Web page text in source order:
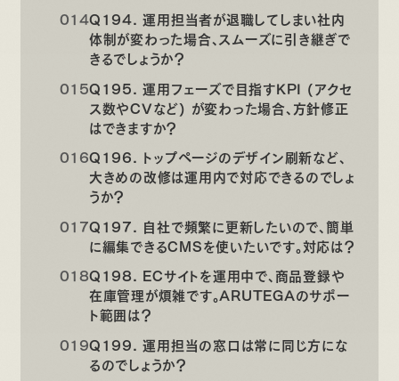
Q194. 運用担当者が退職してしまい社内
体制が変わった場合、スムーズに引き継ぎで
きるでしょうか？
Q195. 運用フェーズで目指すKPI (アクセ
ス数やCVなど) が変わった場合、方針修正
はできますか？
Q196. トップページのデザイン刷新など、
大きめの改修は運用内で対応できるのでしょ
うか？
Q197. 自社で頻繁に更新したいので、簡単
に編集できるCMSを使いたいです。対応は？
Q198. ECサイトを運用中で、商品登録や
在庫管理が煩雑です。ARUTEGAのサポー
ト範囲は？
Q199. 運用担当の窓口は常に同じ方にな
るのでしょうか？